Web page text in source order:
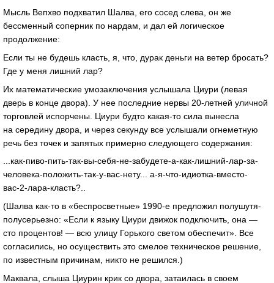
Мысль Вепхво подхватил Шалва, его сосед слева, он же
бессменный соперник по нардам, и дал ей логическое
продолжение:
Если ты не будешь класть, я, что, дурак деньги на ветер бросать?
Где у меня лишний лар?
Их математические умозаключения услышала Циури (левая
дверь в конце двора). У нее последние нервы 20-летней уличной
торговлей испорчены. Циури будто какая-то сила вынесла
на середину двора, и через секунду все услышали огнеметную
речь без точек и запятых примерно следующего содержания:
...как-пиво-пить-так-вы-себя-не-забудете-а-как-лишний-лар-за-
человека-положить-так-у-вас-нету... а-я-что-идиотка-вместо-
вас-2-лара-класть?..
(Шалва как-то в «беспросветные» 1990-е предложил полушутя-
полусерьезно: «Если к языку Циури движок подключить, она —
сто процентов! — всю улицу Горького светом обеспечит». Все
согласились, но осуществить это смелое техническое решение,
по известным причинам, никто не решился.)
Маквала, слыша Циурин крик со двора, затаилась в своем